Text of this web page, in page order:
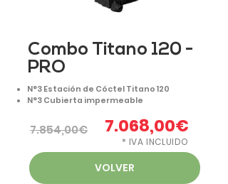
Combo Titano 120 -
PRO
N°3 Estación de Cóctel Titano 120
N°3 Cubierta impermeable
7.854,00€ 7.068,00€
* IVA INCLUIDO
VOLVER